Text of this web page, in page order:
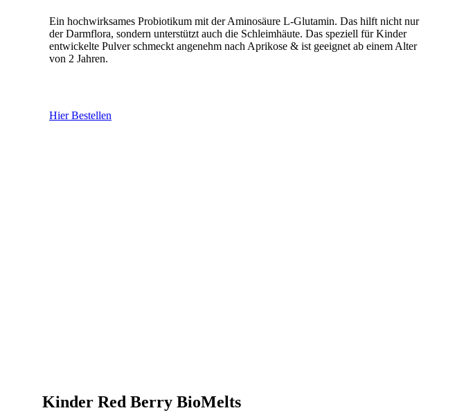
Ein hochwirksames Probiotikum mit der Aminosäure L-Glutamin. Das hilft nicht nur
der Darmflora, sondern unterstützt auch die Schleimhäute. Das speziell für Kinder
entwickelte Pulver schmeckt angenehm nach Aprikose & ist geeignet ab einem Alter
von 2 Jahren.
Hier Bestellen
Kinder Red Berry BioMelts